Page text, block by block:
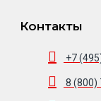
Контакты
+7
8 (800)